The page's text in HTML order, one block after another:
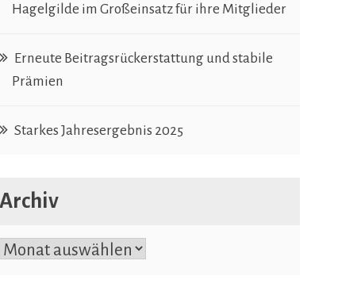
Hagelgilde im Großeinsatz für ihre Mitglieder
Erneute Beitragsrückerstattung und stabile
Prämien
Starkes Jahresergebnis 2025
Archiv
Archiv